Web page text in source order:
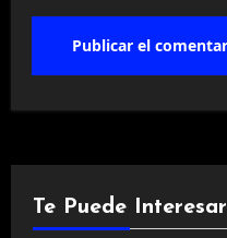
Te Puede Interesar